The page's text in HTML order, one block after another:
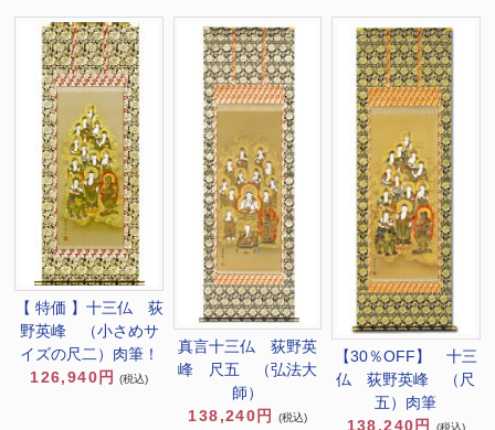
【 特価 】十三仏 荻
野英峰 （小さめサ
イズの尺二）肉筆！
126,940円
(税込)
真言十三仏 荻野英
峰 尺五 （弘法大
師）
138,240円
(税込)
【30％OFF】 十三
仏 荻野英峰 （尺
五）肉筆
138,240円